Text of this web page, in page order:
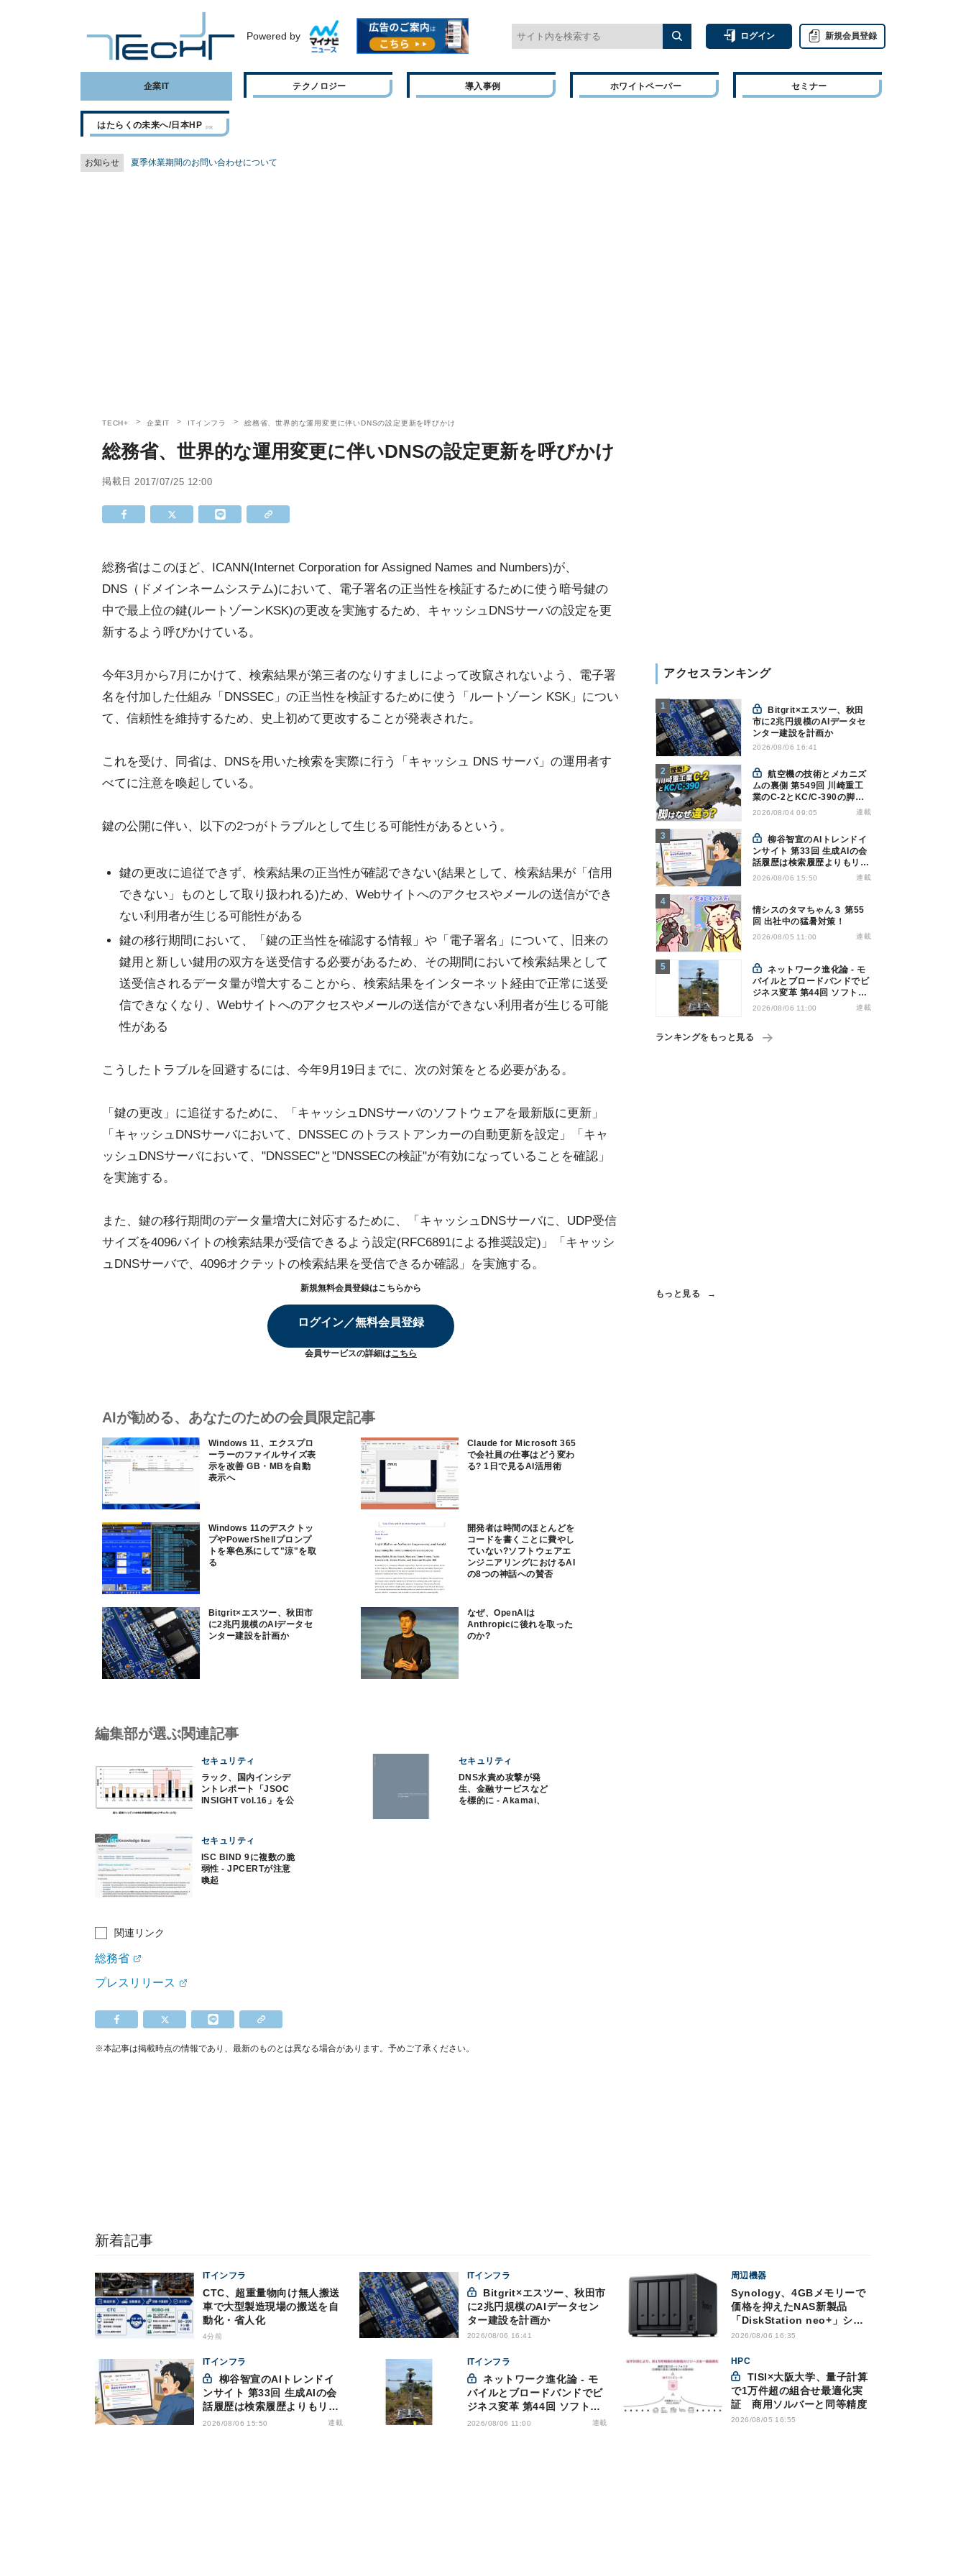
Powered by ログイン 新規会員登録
企業IT テクノロジー 導入事例 ホワイトペーパー セミナー
はたらくの未来へ/日本HP
お知らせ 夏季休業期間のお問い合わせについて
TECH+ 企業IT ITインフラ 総務省、世界的な運用変更に伴いDNSの設定更新を呼びかけ
総務省、世界的な運用変更に伴いDNSの設定更新を呼びかけ
掲載日 2017/07/25 12:00
総務省はこのほど、ICANN(Internet Corporation for Assigned Names and Numbers)が、
DNS（ドメインネームシステム)において、電子署名の正当性を検証するために使う暗号鍵の
中で最上位の鍵(ルートゾーンKSK)の更改を実施するため、キャッシュDNSサーバの設定を更
新するよう呼びかけている。
今年3月から7月にかけて、検索結果が第三者のなりすましによって改竄されないよう、電子署
名を付加した仕組み「DNSSEC」の正当性を検証するために使う「ルートゾーン KSK」につい
て、信頼性を維持するため、史上初めて更改することが発表された。
これを受け、同省は、DNSを用いた検索を実際に行う「キャッシュ DNS サーバ」の運用者す
べてに注意を喚起している。
鍵の公開に伴い、以下の2つがトラブルとして生じる可能性があるという。
鍵の更改に追従できず、検索結果の正当性が確認できない(結果として、検索結果が「信用
できない」ものとして取り扱われる)ため、Webサイトへのアクセスやメールの送信ができ
ない利用者が生じる可能性がある
鍵の移行期間において、「鍵の正当性を確認する情報」や「電子署名」について、旧来の
鍵用と新しい鍵用の双方を送受信する必要があるため、その期間において検索結果として
送受信されるデータ量が増大することから、検索結果をインターネット経由で正常に送受
信できなくなり、Webサイトへのアクセスやメールの送信ができない利用者が生じる可能
性がある
こうしたトラブルを回避するには、今年9月19日までに、次の対策をとる必要がある。
「鍵の更改」に追従するために、「キャッシュDNSサーバのソフトウェアを最新版に更新」
「キャッシュDNSサーバにおいて、DNSSEC のトラストアンカーの自動更新を設定」「キャ
ッシュDNSサーバにおいて、"DNSSEC"と"DNSSECの検証"が有効になっていることを確認」
を実施する。
また、鍵の移行期間のデータ量増大に対応するために、「キャッシュDNSサーバに、UDP受信
サイズを4096バイトの検索結果が受信できるよう設定(RFC6891による推奨設定)」「キャッシ
ュDNSサーバで、4096オクテットの検索結果を受信できるか確認」を実施する。
新規無料会員登録はこちらから
ログイン／無料会員登録
会員サービスの詳細はこちら
AIが勧める、あなたのための会員限定記事
Windows 11、エクスプロ
ーラーのファイルサイズ表
示を改善 GB・MBを自動
表示へ
Claude for Microsoft 365
で会社員の仕事はどう変わ
る? 1日で見るAI活用術
Windows 11のデスクトッ
プやPowerShellプロンプ
トを寒色系にして"涼"を取
る
開発者は時間のほとんどを
コードを書くことに費やし
ていない?ソフトウェアエ
ンジニアリングにおけるAI
の8つの神話への賛否
Bitgrit×エスツー、秋田市
に2兆円規模のAIデータセ
ンター建設を計画か
なぜ、OpenAIは
Anthropicに後れを取った
のか?
アクセスランキング
市に2兆円規模のAIデータセ
ンター建設を計画か
2026/08/06 16:41
航空機の技術とメカニズ
ムの裏側 第549回 川崎重工
業のC-2とKC/C-390の脚は
なぜ違う? - 降着装置は複雑
2026/08/04 09:05 連載
柳谷智宣のAIトレンドイ
ンサイト 第33回 生成AIの会
話履歴は検索履歴よりもリス
キー？今のうちに情報漏洩対
2026/08/06 15:50 連載
情シスのタマちゃん３ 第55
回 出社中の猛暑対策！
2026/08/05 11:00 連載
ネットワーク進化論 - モ
バイルとブロードバンドでビ
ジネス変革 第44回 ソフトバ
ンクが「HAPS」のプレ商用
2026/08/06 11:00 連載
ランキングをもっと見る
もっと見る
編集部が選ぶ関連記事
セキュリティ
ラック、国内インシデ
ントレポート「JSOC
INSIGHT vol.16」を公
セキュリティ
DNS水責め攻撃が発
生、金融サービスなど
を標的に - Akamai、
セキュリティ
ISC BIND 9に複数の脆
弱性 - JPCERTが注意
喚起
関連リンク
総務省
プレスリリース
※本記事は掲載時点の情報であり、最新のものとは異なる場合があります。予めご了承ください。
新着記事
ITインフラ
CTC、超重量物向け無人搬送
車で大型製造現場の搬送を自
動化・省人化
4分前
ITインフラ
に2兆円規模のAIデータセン
ター建設を計画か
2026/08/06 16:41
周辺機器
Synology、4GBメモリーで
価格を抑えたNAS新製品
「DiskStation neo+」シリ
ーズ
2026/08/06 16:35
ITインフラ
ンサイト 第33回 生成AIの会
話履歴は検索履歴よりもリス
キー？今のうちに情報漏洩対
2026/08/06 15:50 連載
ITインフラ
ネットワーク進化論 - モ
バイルとブロードバンドでビ
ジネス変革 第44回 ソフトバ
ンクが「HAPS」のプレ商用
2026/08/06 11:00 連載
HPC
で1万件超の組合せ最適化実
証 商用ソルバーと同等精度
2026/08/05 16:55